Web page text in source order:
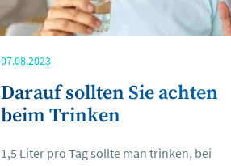
07.08.2023
Darauf sollten Sie achten
beim Trinken
1,5 Liter pro Tag sollte man trinken, bei